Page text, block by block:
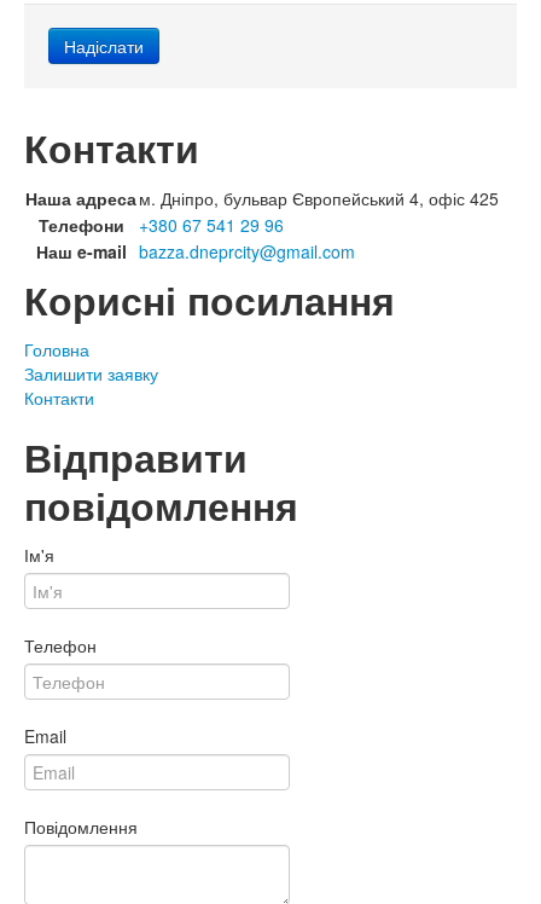
Контакти
Наша адресам. Дніпро, бульвар Європейський 4, офіс 425
Телефони
+380 67 541 29 96
Наш e-mail bazza.dneprcity@gmail.com
Корисні посилання
Головна
Залишити заявку
Контакти
Відправити
повідомлення
Ім'я
Телефон
Email
Повідомлення